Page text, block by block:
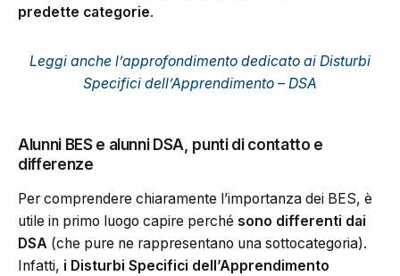
predette categorie.
Leggi anche l’approfondimento dedicato ai Disturbi
Specifici dell’Apprendimento – DSA
Alunni BES e alunni DSA, punti di contatto e
differenze
Per comprendere chiaramente l’importanza dei BES, è
utile in primo luogo capire perché sono differenti dai
DSA (che pure ne rappresentano una sottocategoria).
Infatti, i Disturbi Specifici dell’Apprendimento